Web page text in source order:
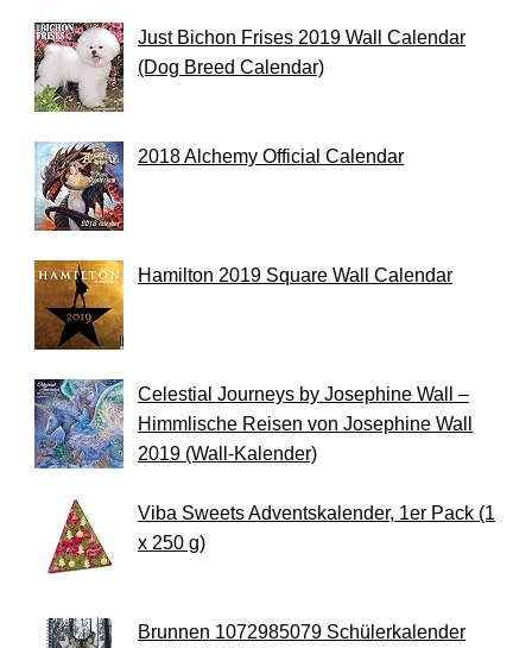
Just Bichon Frises 2019 Wall Calendar
(Dog Breed Calendar)
2018 Alchemy Official Calendar
Hamilton 2019 Square Wall Calendar
Celestial Journeys by Josephine Wall –
Himmlische Reisen von Josephine Wall
2019 (Wall-Kalender)
Viba Sweets Adventskalender, 1er Pack (1
x 250 g)
Brunnen 1072985079 Schülerkalender